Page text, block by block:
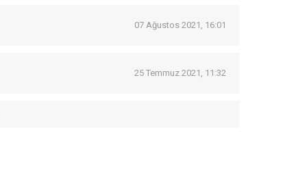
07 Ağustos 2021, 16:01
25 Temmuz 2021, 11:32